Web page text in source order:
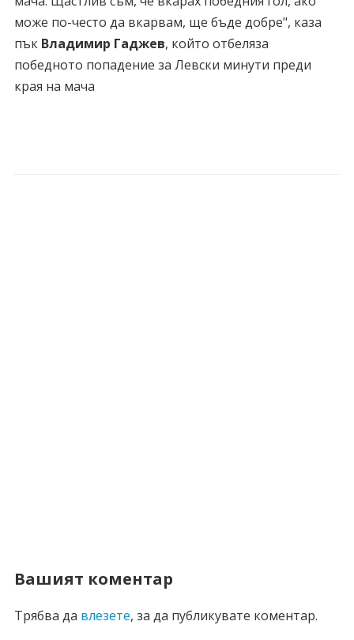
може по-често да вкарвам, ще бъде добре", каза
пък Владимир Гаджев, който отбеляза
победното попадение за Левски минути преди
края на мача
Вашият коментар
Трябва да влезете, за да публикувате коментар.